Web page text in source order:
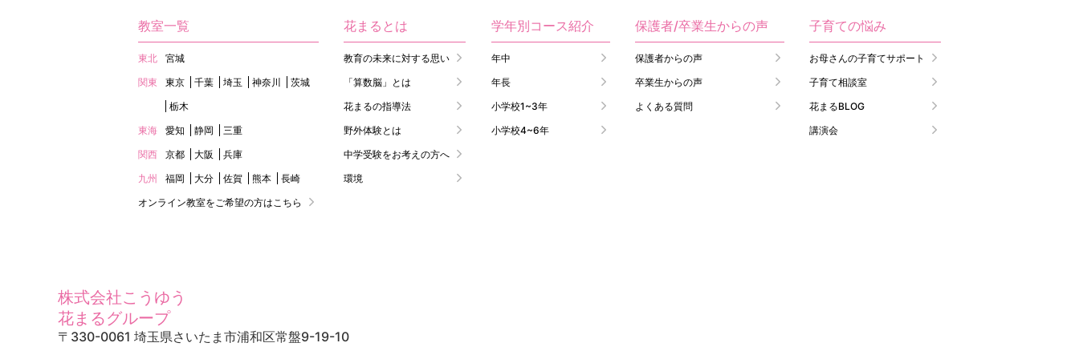
教室一覧
東北
宮城
関東
東京 千葉 埼玉 神奈川
茨城
栃木
東海
愛知 静岡
三重
関西
京都 大阪
兵庫
九州
福岡 大分 佐賀 熊本
長崎
オンライン教室をご希望の方はこちら
花まるとは
教育の未来に対する思い
「算数脳」とは
花まるの指導法
野外体験とは
中学受験をお考えの方へ
環境
学年別コース紹介
年中
年長
小学校1~3年
小学校4~6年
保護者/卒業生からの声
保護者からの声
卒業生からの声
よくある質問
子育ての悩み
お母さんの子育てサポート
子育て相談室
花まるBLOG
講演会
株式会社こうゆう
花まるグループ
〒330-0061 埼玉県さいたま市浦和区常盤9-19-10